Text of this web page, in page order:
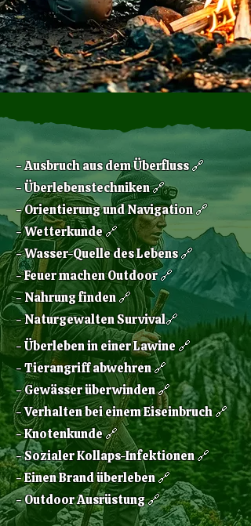
​- Ausbruch aus dem Überfluss 🔗
- Überlebenstechniken 🔗
- Orientierung und Navigation 🔗
- Wetterkunde 🔗
- Wasser-Quelle des Lebens 🔗
- Feuer machen Outdoor 🔗
- Nahrung finden 🔗
- Naturgewalten Survival🔗
- Überleben in einer Lawine 🔗
- Tierangriff abwehren 🔗
- Gewässer überwinden 🔗
- Verhalten bei einem Eiseinbruch 🔗
- Knotenkunde 🔗
- Sozialer Kollaps-Infektionen 🔗
- Einen Brand überleben 🔗
- Outdoor Ausrüstung 🔗